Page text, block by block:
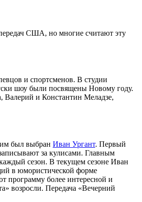
США, но многие считают эту
и спортсменов. В студии
шоу были посвящены Новому году.
Валерий и Константин Меладзе,
был выбран Иван Ургант. Первый
за кулисами. Главным
сезон. В текущем сезоне Иван
в юмористической форме
программу более интересной и
возросли. Передача «Вечерний